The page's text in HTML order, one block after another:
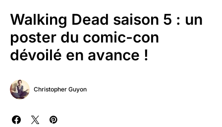
Walking Dead saison 5 : un
poster du comic-con
dévoilé en avance !
Christopher Guyon